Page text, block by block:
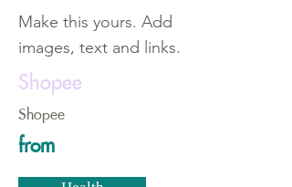
Make this yours. Add
images, text and links.
Shopee
Shopee
from